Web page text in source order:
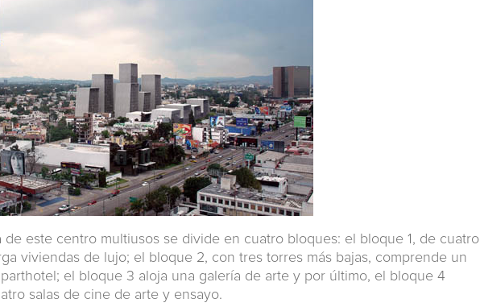
de este centro multiusos se divide en cuatro bloques: el bloque 1, de cuatro
viviendas de lujo; el bloque 2, con tres torres más bajas, comprende un
el bloque 3 aloja una galería de arte y por último, el bloque 4
salas de cine de arte y ensayo.